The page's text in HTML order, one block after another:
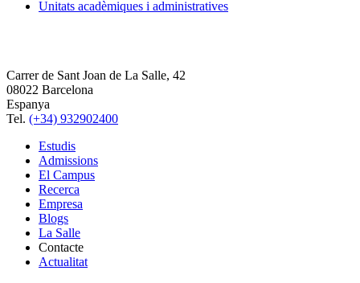
Unitats acadèmiques i administratives
Carrer de Sant Joan de La Salle, 42
08022 Barcelona
Espanya
Tel. (+34) 932902400
Estudis
Admissions
El Campus
Recerca
Empresa
Blogs
La Salle
Contacte
Actualitat